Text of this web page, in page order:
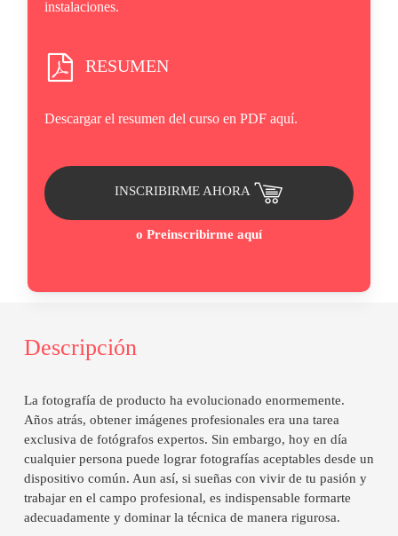
instalaciones.
RESUMEN
Descargar el resumen del curso en PDF aquí.
a
de
INSCRIBIRME AHORA
o Preinscribirme aquí
Descripción
La fotografía de producto ha evolucionado enormemente.
Años atrás, obtener imágenes profesionales era una tarea
exclusiva de fotógrafos expertos. Sin embargo, hoy en día
cualquier persona puede lograr fotografías aceptables desde un
dispositivo común. Aun así, si sueñas con vivir de tu pasión y
trabajar en el campo profesional, es indispensable formarte
adecuadamente y dominar la técnica de manera rigurosa.